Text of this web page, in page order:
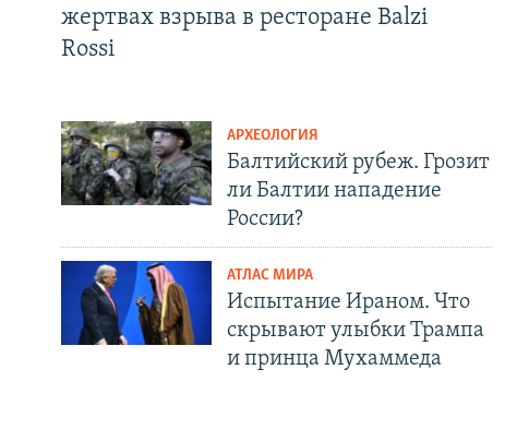
жертвах взрыва в ресторане Balzi
Rossi
АРХЕОЛОГИЯ
Балтийский рубеж. Грозит
ли Балтии нападение
России?
АТЛАС МИРА
Испытание Ираном. Что
скрывают улыбки Трампа
и принца Мухаммеда